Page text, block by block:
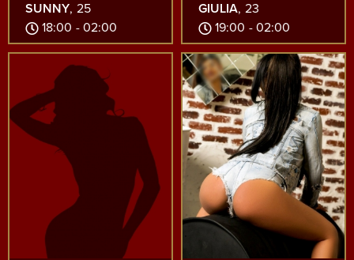
SUNNY, 25
18:00 - 02:00
GIULIA, 23
19:00 - 02:00